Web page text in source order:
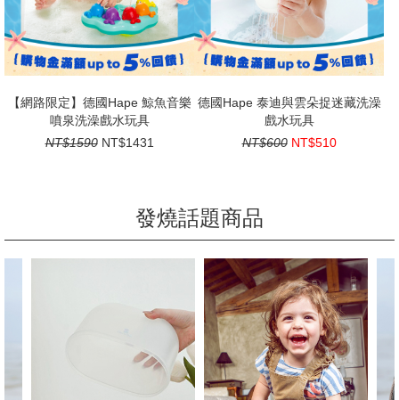
【網路限定】德國Hape 鯨魚音樂
噴泉洗澡戲水玩具
NT$1590 NT$1431
德國Hape 泰迪與雲朵捉迷藏洗澡
戲水玩具
NT$600 NT$510
發燒話題商品